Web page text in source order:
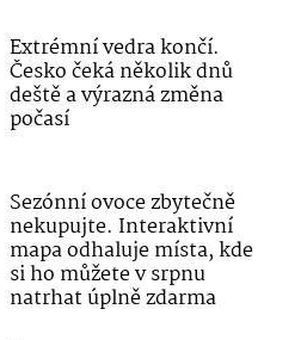
Extrémní vedra končí.
Česko čeká několik dnů
deště a výrazná změna
počasí
Sezónní ovoce zbytečně
nekupujte. Interaktivní
mapa odhaluje místa, kde
si ho můžete v srpnu
natrhat úplně zdarma